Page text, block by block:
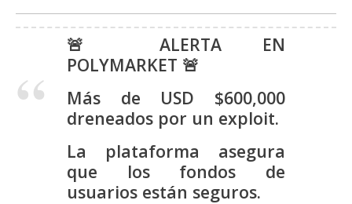
á
N
🚨 ALERTA EN
POLYMARKET 🚨
Más de USD $600,000
dreneados por un exploit.
La plataforma asegura
que los fondos de
usuarios están seguros.